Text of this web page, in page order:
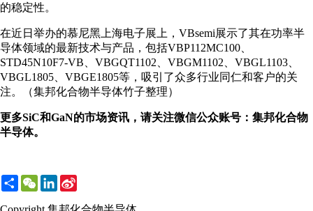
的稳定性。
在近日举办的慕尼黑上海电子展上，VBsemi展示了其在功率半
导体领域的最新技术与产品，包括VBP112MC100、
STD45N10F7-VB、VBGQT1102、VBGM1102、VBGL1103、
VBGL1805、VBGE1805等，吸引了众多行业同仁和客户的关
注。（集邦化合物半导体竹子整理）
更多SiC和GaN的市场资讯，请关注微信公众账号：集邦化合物
半导体。
ShareWeChatLinkedIn